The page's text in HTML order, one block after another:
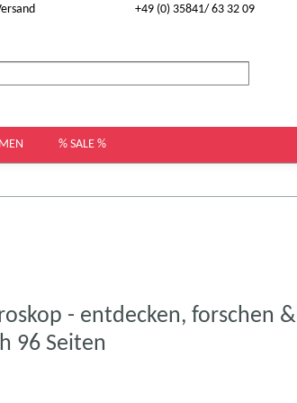
+49 (0) 35841/ 63 32 09
% SALE %
- entdecken, forschen &
96 Seiten